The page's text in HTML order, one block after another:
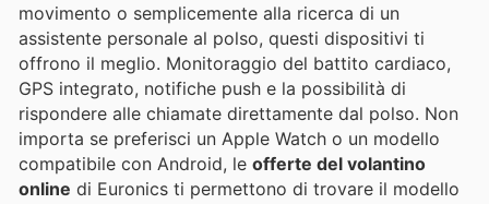
movimento o semplicemente alla ricerca di un
assistente personale al polso, questi dispositivi ti
offrono il meglio. Monitoraggio del battito cardiaco,
GPS integrato, notifiche push e la possibilità di
rispondere alle chiamate direttamente dal polso. Non
importa se preferisci un Apple Watch o un modello
compatibile con Android, le offerte del volantino
online di Euronics ti permettono di trovare il modello